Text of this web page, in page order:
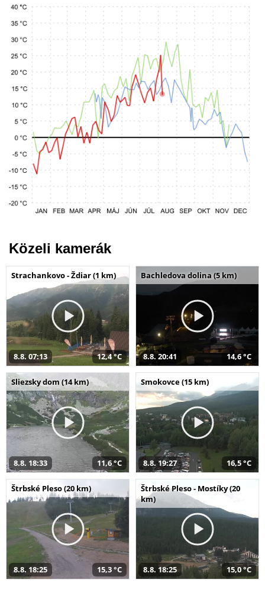
Közeli kamerák
Strachankovo - Ždiar (1 km)
8.8. 07:13 12,4 °C
Bachledova dolina (5 km)
8.8. 20:41 14,6 °C
Sliezsky dom (14 km)
8.8. 18:33 11,6 °C
Smokovce (15 km)
8.8. 19:27 16,5 °C
Štrbské Pleso (20 km)
8.8. 18:25 15,3 °C
Štrbské Pleso - Mostíky (20
km)
8.8. 18:25 15,0 °C